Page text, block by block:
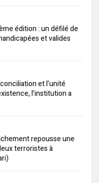
édition : un défilé de
et valides
et l’unité
l’institution a
repousse une
terroristes à